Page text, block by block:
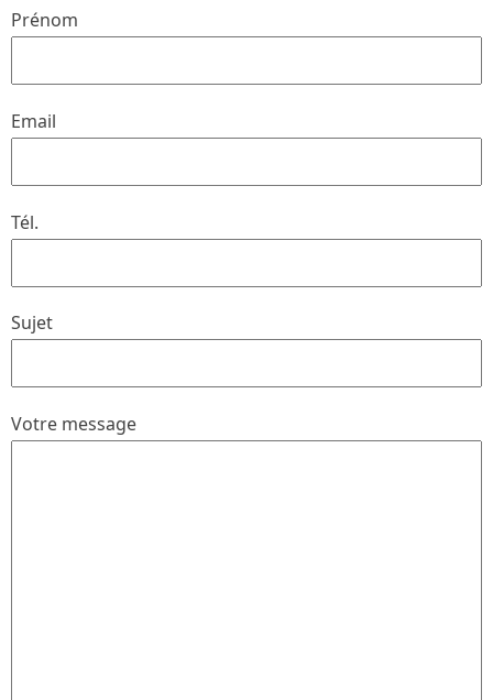
Prénom
Email
Tél.
Sujet
Votre message